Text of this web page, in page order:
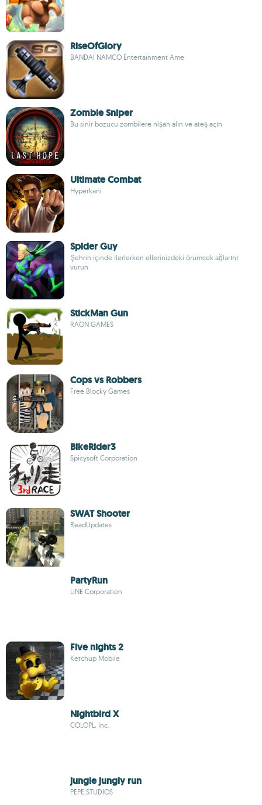
RiseOfGlory
BANDAI NAMCO Entertainment Ame
Zombie Sniper
Bu sinir bozucu zombilere nişan alın ve ateş açın
Ultimate Combat
Hyperkani
Spider Guy
Şehrin içinde ilerlerken ellerinizdeki örümcek ağlarını
vurun
StickMan Gun
RAON GAMES
Cops vs Robbers
Free Blocky Games
BikeRider3
Spicysoft Corporation
SWAT Shooter
ReadUpdates
PartyRun
LINE Corporation
Five nights 2
Ketchup Mobile
Nightbird X
COLOPL, Inc.
jungle jungly run
PEPE.STUDIOS